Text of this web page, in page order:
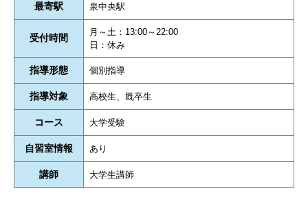
最寄駅 泉中央駅
受付時間
月～土：13:00～22:00
日：休み
指導形態 個別指導
指導対象 高校生、既卒生
コース 大学受験
自習室情報 あり
講師 大学生講師